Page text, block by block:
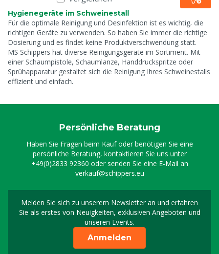
Hygienegeräte im Schweinestall
Für die optimale Reinigung und Desinfektion ist es wichtig, die
richtigen Geräte zu verwenden. So haben Sie immer die richtige
Dosierung und es findet keine Produktverschwendung statt.
MS Schippers hat diverse Reinigungsgeräte im Sortiment. Mit
einer Schaumpistole, Schaumlanze, Handdruckspritze oder
Sprühapparatur gestaltet sich die Reinigung Ihres Schweinestalls
effizient und einfach.
Persönliche Beratung
Haben Sie Fragen beim Kauf oder benötigen Sie eine
persönliche Beratung, kontaktieren Sie uns unter
+49(0)2833 92360 oder senden Sie eine E-Mail an
verkauf@schippers.eu
Melden Sie sich zu unserem Newsletter an und erfahren
Sie als erstes von Neuigkeiten, exklusiven Angeboten und
unseren Events.
Melden Sie sich für
Anmelden